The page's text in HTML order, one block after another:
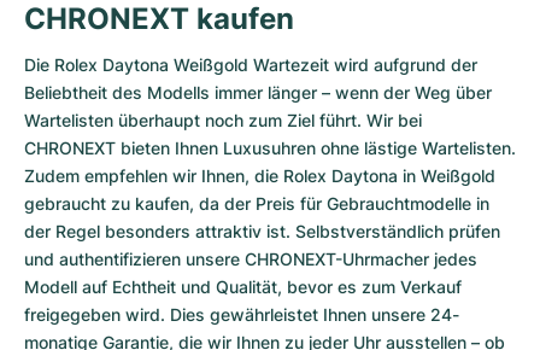
CHRONEXT kaufen
Die Rolex Daytona Weißgold Wartezeit wird aufgrund der
Beliebtheit des Modells immer länger – wenn der Weg über
Wartelisten überhaupt noch zum Ziel führt. Wir bei
CHRONEXT bieten Ihnen Luxusuhren ohne lästige Wartelisten.
Zudem empfehlen wir Ihnen, die Rolex Daytona in Weißgold
gebraucht zu kaufen, da der Preis für Gebrauchtmodelle in
der Regel besonders attraktiv ist. Selbstverständlich prüfen
und authentifizieren unsere CHRONEXT-Uhrmacher jedes
Modell auf Echtheit und Qualität, bevor es zum Verkauf
freigegeben wird. Dies gewährleistet Ihnen unsere 24-
monatige Garantie, die wir Ihnen zu jeder Uhr ausstellen – ob